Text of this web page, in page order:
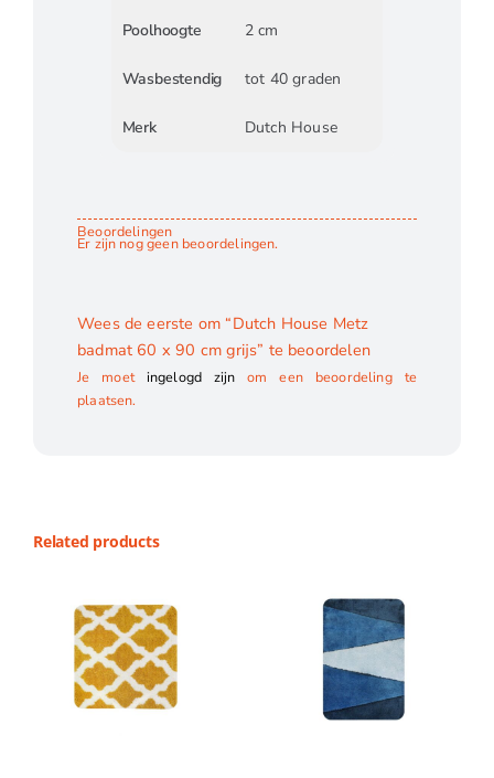
Poolhoogte 2 cm
Wasbestendig tot 40 graden
Merk Dutch House
Beoordelingen
Er zijn nog geen beoordelingen.
Wees de eerste om “Dutch House Metz
badmat 60 x 90 cm grijs” te beoordelen
Je moet ingelogd zijn om een beoordeling te
plaatsen.
Related products